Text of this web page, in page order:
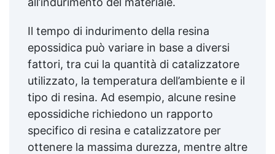
Il tempo di indurimento della resina
epossidica può variare in base a diversi
fattori, tra cui la quantità di catalizzatore
utilizzato, la temperatura dell’ambiente e il
tipo di resina. Ad esempio, alcune resine
epossidiche richiedono un rapporto
specifico di resina e catalizzatore per
ottenere la massima durezza, mentre altre